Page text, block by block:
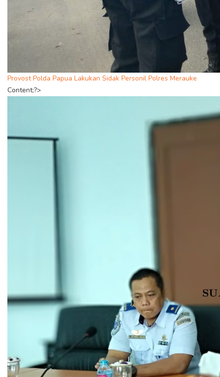
Provost Polda Papua Lakukan Sidak Personil Polres Merauke
Content;?>